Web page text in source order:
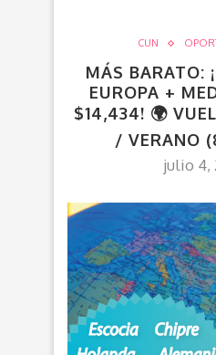
CUN
MÁS BARATO:
EUROPA +
$14,434! 🌍
/ VERANO
julio 4,